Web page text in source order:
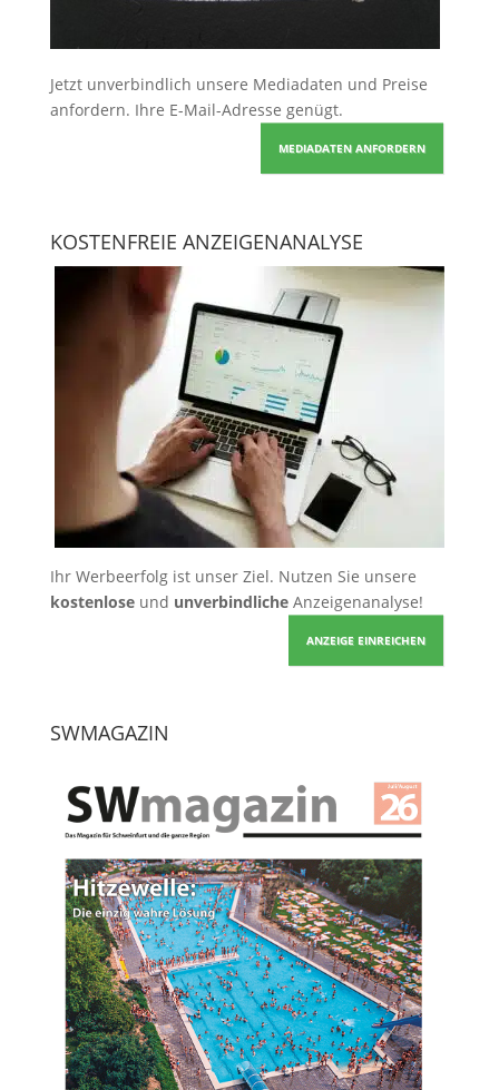
Jetzt unverbindlich unsere Mediadaten und Preise
anfordern. Ihre E-Mail-Adresse genügt.
MEDIADATEN ANFORDERN
KOSTENFREIE ANZEIGENANALYSE
Ihr Werbeerfolg ist unser Ziel. Nutzen Sie unsere
kostenloseund unverbindlicheAnzeigenanalyse!
ANZEIGE EINREICHEN
SWMAGAZIN